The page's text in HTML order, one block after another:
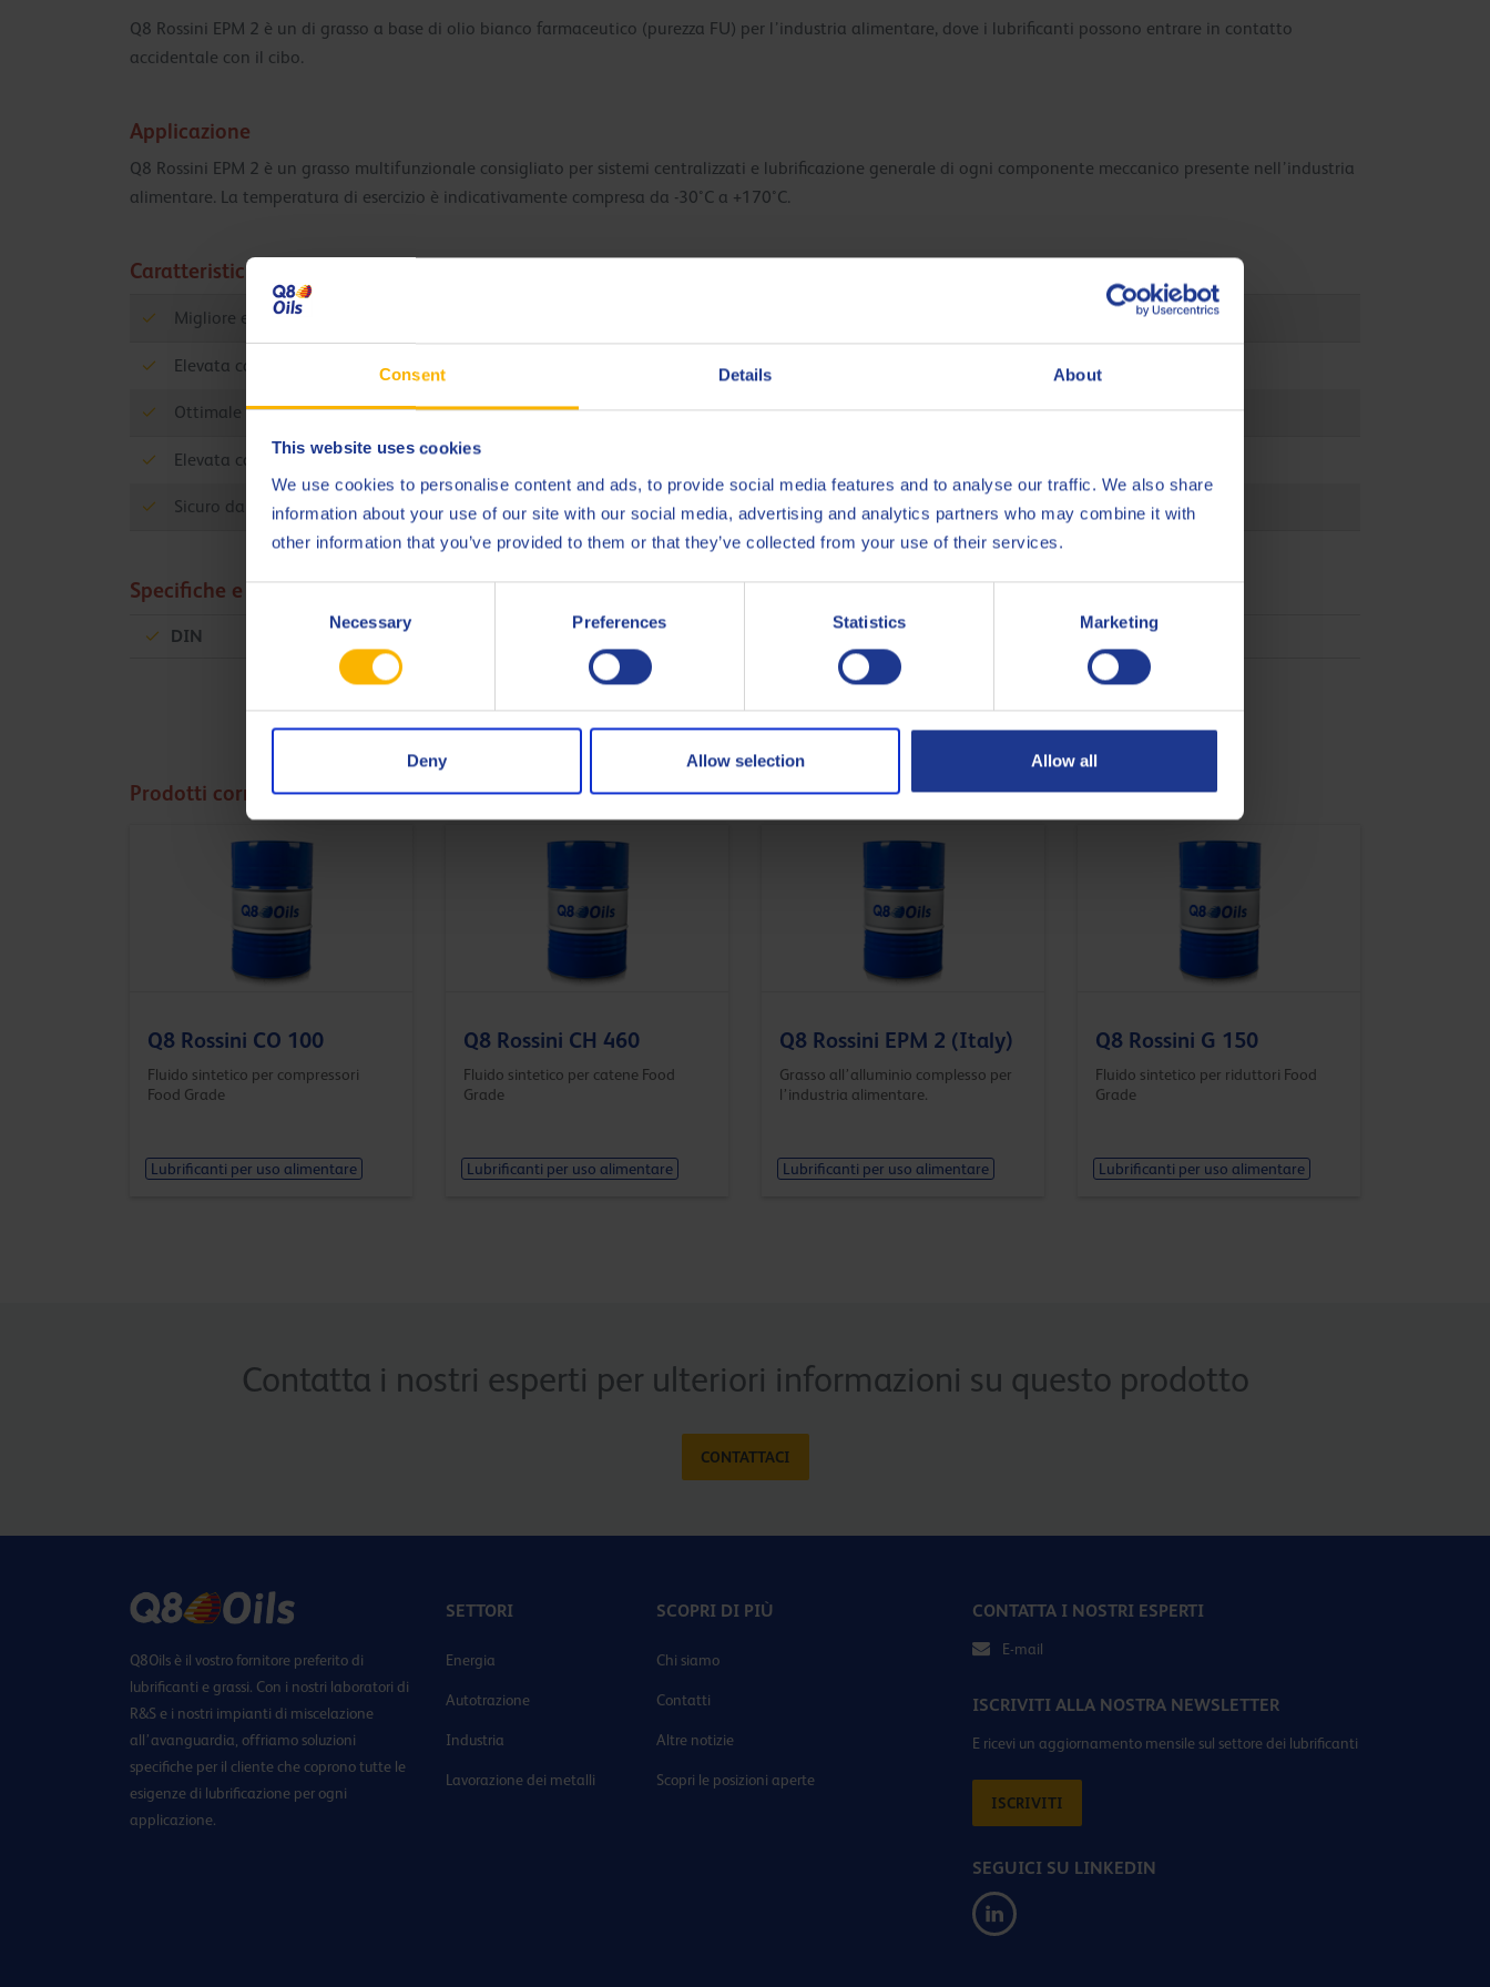
Consent Details About
This website uses cookies
We use cookies to personalise content and ads, to provide social media features and to analyse our traffic. We also share
information about your use of our site with our social media, advertising and analytics partners who may combine it with
other information that you’ve provided to them or that they’ve collected from your use of their services.
Necessary Preferences Statistics Marketing
Deny Allow selection Allow all
Q8 Rossini EPM 2 è un di grasso a base di olio bianco farmaceutico (purezza FU) per l’industria alimentare, dove i lubrificanti possono entrare in contatto
accidentale con il cibo.
Applicazione
Q8 Rossini EPM 2 è un grasso multifunzionale consigliato per sistemi centralizzati e lubrificazione generale di ogni componente meccanico presente nell’industria
alimentare. La temperatura di esercizio è indicativamente compresa da -30°C a +170°C.
Caratteristiche
Migliore efficienza di manutenzione.
Elevata capacità di separazione dell'acqua.
Ottimale adesività
Elevata capacità di resistere ai carichi presenti nei macchinari industriali.
Sicuro da usare nell'industria alimentare.
Specifiche e approvazioni
DIN 51502 KP2K-30
Prodotti correlati
Q8 Rossini CO 100
Fluido sintetico per compressori
Food Grade
Lubrificanti per uso alimentare
Q8 Rossini CH 460
Fluido sintetico per catene Food
Grade
Lubrificanti per uso alimentare
Q8 Rossini EPM 2 (Italy)
Grasso all’alluminio complesso per
l’industria alimentare.
Lubrificanti per uso alimentare
Q8 Rossini G 150
Fluido sintetico per riduttori Food
Grade
Lubrificanti per uso alimentare
Contatta i nostri esperti per ulteriori informazioni su questo prodotto
CONTATTACI
Q8Oils è il vostro fornitore preferito di
lubrificanti e grassi. Con i nostri laboratori di
R&S e i nostri impianti di miscelazione
all’avanguardia, offriamo soluzioni
specifiche per il cliente che coprono tutte le
esigenze di lubrificazione per ogni
applicazione.
SETTORI
Energia
Autotrazione
Industria
Lavorazione dei metalli
SCOPRI DI PIÙ
Chi siamo
Contatti
Altre notizie
Scopri le posizioni aperte
CONTATTA I NOSTRI ESPERTI
E-mail
ISCRIVITI ALLA NOSTRA NEWSLETTER
E ricevi un aggiornamento mensile sul settore dei lubrificanti
ISCRIVITI
SEGUICI SU LINKEDIN